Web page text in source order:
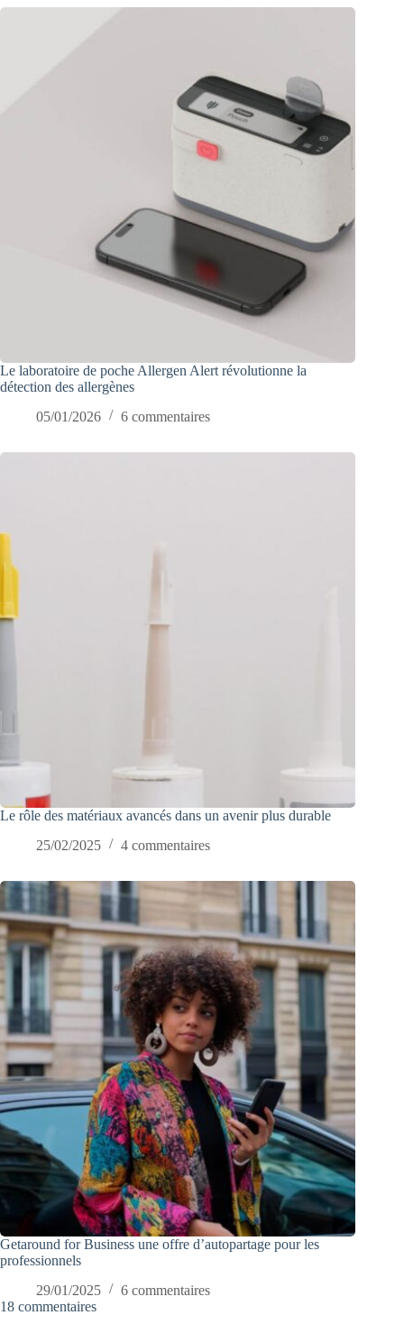
Le laboratoire de poche Allergen Alert révolutionne la
détection des allergènes
05/01/2026
6 commentaires
Le rôle des matériaux avancés dans un avenir plus durable
25/02/2025
4 commentaires
Getaround for Business une offre d’autopartage pour les
professionnels
29/01/2025
6 commentaires
18 commentaires